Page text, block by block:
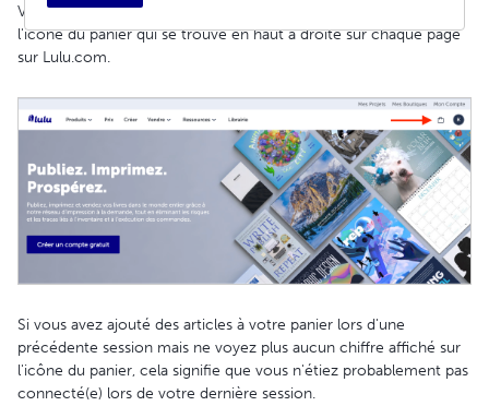
Vous pouvez afficher le panier à tout moment en cliquant sur
l'icône du panier qui se trouve en haut à droite sur chaque page
sur Lulu.com.
Si vous avez ajouté des articles à votre panier lors d'une
précédente session mais ne voyez plus aucun chiffre affiché sur
l'icône du panier, cela signifie que vous n'étiez probablement pas
connecté(e) lors de votre dernière session.